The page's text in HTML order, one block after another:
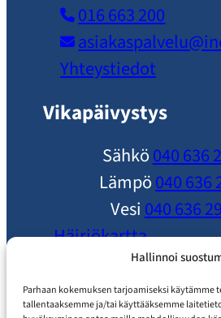
Hallinnoi
Parhaan kokemuksen tarjoamiseksi
tallentaaksemme ja/tai käyttääksemme
016 663 200
Yhteystiedot
Vikapäivystys
Sähkö040 636
Lämpö040 636
Vesi040 636
Häiriökartta
Ole yhteydessä
Ajankohtaista